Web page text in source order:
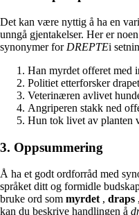
Det kan være nyttig å ha en
unngå gjentakelser. Her er
synonymer for DREPTEi
Han myrdet offeret med
Politiet etterforsker
Veterinæren avlivet
Angriperen stakk ned
Hun tok livet av planten
3. Oppsummering
Å ha et godt ordforråd med
språket ditt og formidle
bruke ord som myrdet, draps ,
kan du beskrive handlingen å